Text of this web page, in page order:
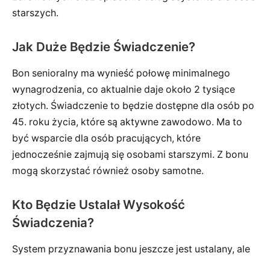
starszych.
Jak Duże Będzie Świadczenie?
Bon senioralny ma wynieść połowę minimalnego
wynagrodzenia, co aktualnie daje około 2 tysiące
złotych. Świadczenie to będzie dostępne dla osób po
45. roku życia, które są aktywne zawodowo. Ma to
być wsparcie dla osób pracujących, które
jednocześnie zajmują się osobami starszymi. Z bonu
mogą skorzystać również osoby samotne.
Kto Będzie Ustalał Wysokość
Świadczenia?
System przyznawania bonu jeszcze jest ustalany, ale